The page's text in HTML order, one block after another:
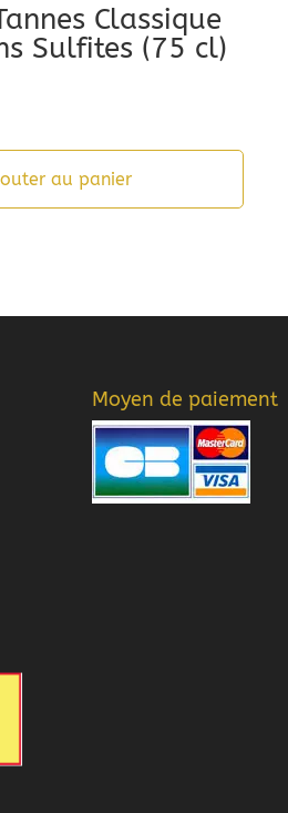
Classique
Sulfites (75 cl)
au panier
Moyen de paiement